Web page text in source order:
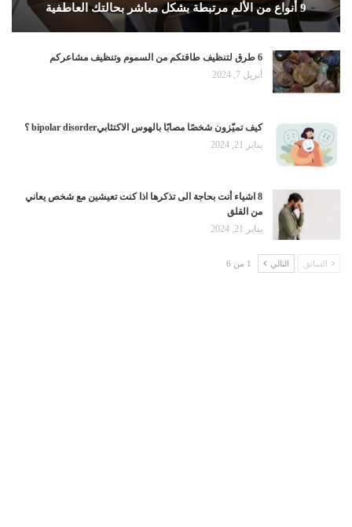
9 أنواع من الألم مرتبطة بشكل مباشر بحالتك العاطفية
6 طرق لتنظيف طاقتكم من السموم وتنظيف مشاعركم
أبريل 7, 2024
كيف تميّزون شخصًا مصابًا بالهوس الاكتئابيbipolar disorder ؟
يناير 21, 2024
8 اشياء أنت بحاجة الى تذكرها اذا كنت تعيشين مع شخص يعاني
من القلق
يناير 21, 2024
السابق التالي 1 من 6